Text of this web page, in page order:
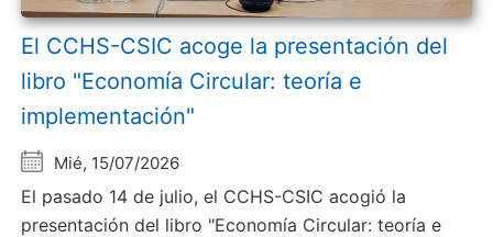
El CCHS-CSIC acoge la presentación del
libro "Economía Circular: teoría e
implementación"
Mié, 15/07/2026
El pasado 14 de julio, el CCHS-CSIC acogió la
presentación del libro "Economía Circular: teoría e